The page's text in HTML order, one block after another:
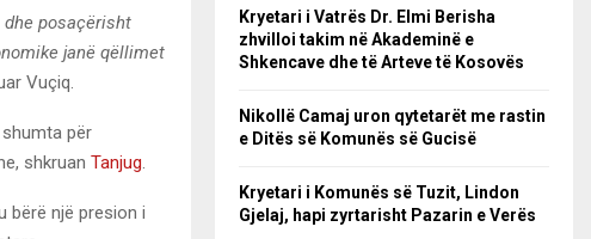
posaçërisht
janë qëllimet
Vuçiq.
për
shkruan Tanjug
bërë një presion i
Kryetari i Vatrës Dr. Elmi Berisha
zhvilloi takim në Akademinë e
Shkencave dhe të Arteve të Kosovës
Nikollë Camaj uron qytetarët me rastin
e Ditës së Komunës së Gucisë
Kryetari i Komunës së Tuzit, Lindon
Gjelaj, hapi zyrtarisht Pazarin e Verës